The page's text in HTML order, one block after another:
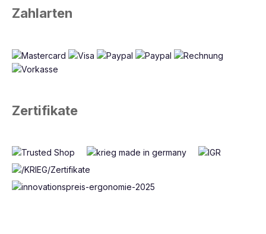
Zahlarten
Zertifikate